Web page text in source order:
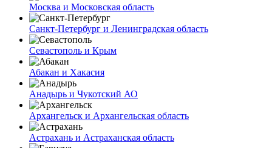
Москва и Московская область
Санкт-Петербург и Ленинградская область
Севастополь и Крым
Абакан и Хакасия
Анадырь и Чукотский АО
Архангельск и Архангельская область
Астрахань и Астраханская область